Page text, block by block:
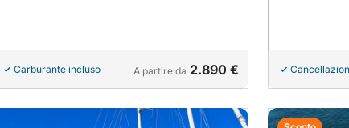
Carburante incluso A partire da 2.890 €